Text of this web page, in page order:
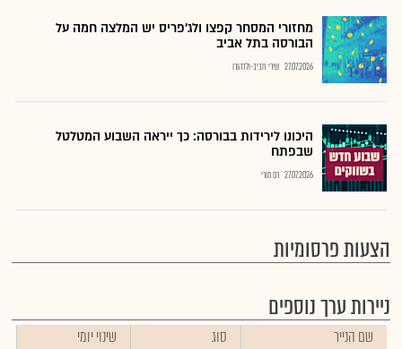
מחזורי המסחר קפצו ולג'פריס יש המלצה חמה על
הבורסה בתל אביב
27.07.2026 שירי חביב-ולדהורן
היכונו לירידות בבורסה: כך ייראה השבוע המטלטל
שבפתח
27.07.2026 רם מורי
הצעות פרסומיות
ניירות ערך נוספים
שם הנייר סוג
שינוי יומי